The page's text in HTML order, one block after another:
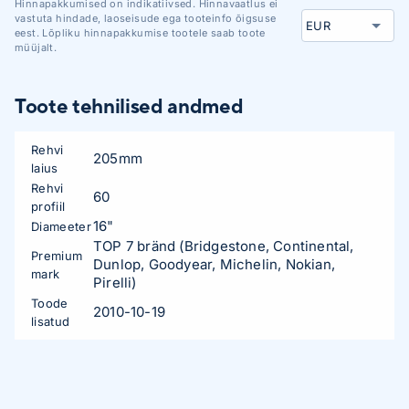
Hinnapakkumised on indikatiivsed. Hinnavaatlus ei
vastuta hindade, laoseisude ega tooteinfo õigsuse
eest. Lõpliku hinnapakkumise tootele saab toote
müüjalt.
Toote tehnilised andmed
Rehvi
laius
205mm
Rehvi
profiil
60
Diameeter16"
Premium
mark
TOP 7 bränd (Bridgestone, Continental,
Dunlop, Goodyear, Michelin, Nokian,
Pirelli)
Toode
lisatud
2010-10-19